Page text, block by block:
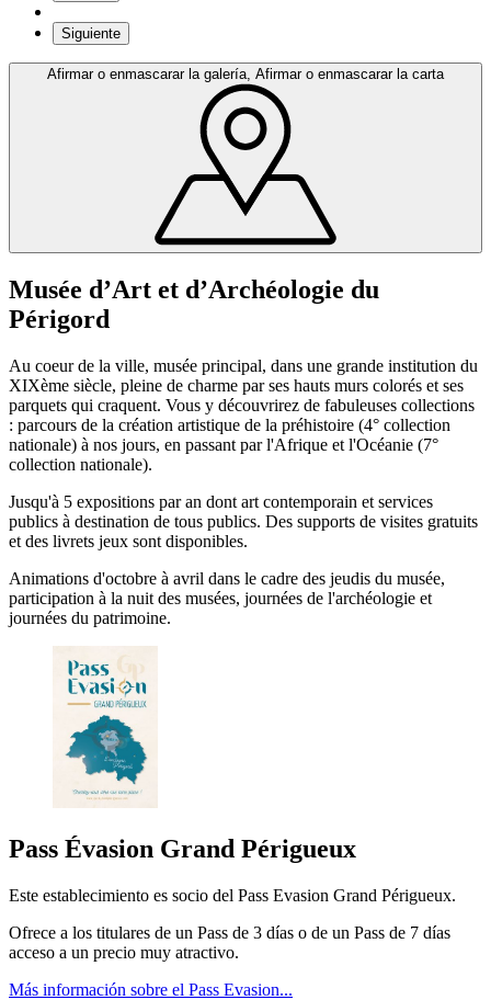
Siguiente
Afirmar o enmascarar la galería, Afirmar o enmascarar la carta
Musée d’Art et d’Archéologie du
Périgord
Au coeur de la ville, musée principal, dans une grande institution du
XIXème siècle, pleine de charme par ses hauts murs colorés et ses
parquets qui craquent. Vous y découvrirez de fabuleuses collections
: parcours de la création artistique de la préhistoire (4° collection
nationale) à nos jours, en passant par l'Afrique et l'Océanie (7°
collection nationale).
Jusqu'à 5 expositions par an dont art contemporain et services
publics à destination de tous publics. Des supports de visites gratuits
et des livrets jeux sont disponibles.
Animations d'octobre à avril dans le cadre des jeudis du musée,
participation à la nuit des musées, journées de l'archéologie et
journées du patrimoine.
Pass Évasion Grand Périgueux
Este establecimiento es socio del Pass Evasion Grand Périgueux.
Ofrece a los titulares de un Pass de 3 días o de un Pass de 7 días
acceso a un precio muy atractivo.
Más información sobre el Pass Evasion...